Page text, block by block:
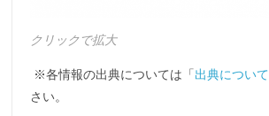
クリックで拡大
※各情報の出典については「出典について
さい。